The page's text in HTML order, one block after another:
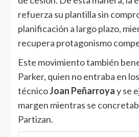
refuerza su plantilla sin
planificación a largo plazo,
recupera protagonismo
Este movimiento también
Parker, quien no entraba en
técnicoJoan Peñarroyay se
margen mientras se
Partizan.